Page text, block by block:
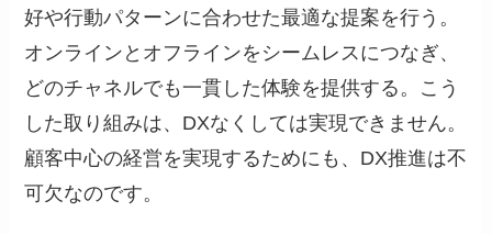
好や行動パターンに合わせた最適な提案を行う。
オンラインとオフラインをシームレスにつなぎ、
どのチャネルでも一貫した体験を提供する。こう
した取り組みは、DXなくしては実現できません。
顧客中心の経営を実現するためにも、DX推進は不
可欠なのです。